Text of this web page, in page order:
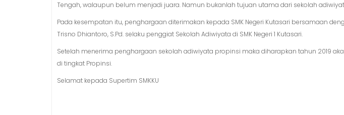
Tengah, walaupun belum menjadi juara. Namun bukanlah tujuan utama dari sekolah
Pada kesempatan itu, penghargaan diterimakan kepada SMK Negeri Kutasari bersamaan
Trisno Dhiantoro, S.Pd. selaku penggiat Sekolah Adiwiyata di SMK Negeri 1 Kutasari.
Setelah menerima penghargaan sekolah adiwiyata propinsi maka diharapkan tahun 2019
di tingkat Propinsi.
Selamat kepada Supertim SMKKU